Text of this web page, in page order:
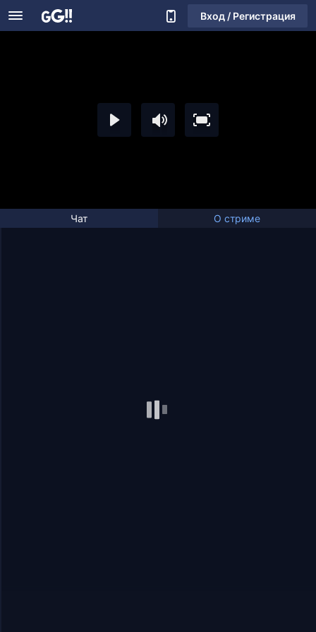
Вход / Регистрация
Чат О стриме